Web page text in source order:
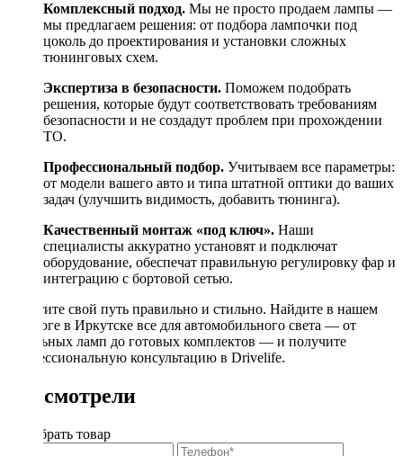
Комплексный подход. Мы не просто продаем лампы —
мы предлагаем решения: от подбора лампочки под
цоколь до проектирования и установки сложных
тюнинговых схем.
Экспертиза в безопасности. Поможем подобрать
решения, которые будут соответствовать требованиям
безопасности и не создадут проблем при прохождении
ТО.
Профессиональный подбор. Учитываем все параметры:
от модели вашего авто и типа штатной оптики до ваших
задач (улучшить видимость, добавить тюнинга).
Качественный монтаж «под ключ». Наши
специалисты аккуратно установят и подключат
оборудование, обеспечат правильную регулировку фар и
интеграцию с бортовой сетью.
Осветите свой путь правильно и стильно. Найдите в нашем
каталоге в Иркутске все для автомобильного света — от
отдельных ламп до готовых комплектов — и получите
профессиональную консультацию в Drivelife.
Вы смотрели
Подобрать товар